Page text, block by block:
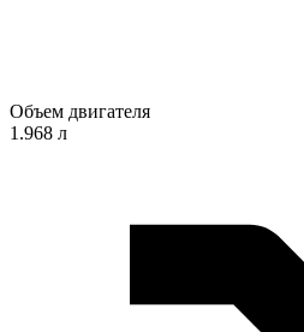
Объем двигателя
1.968 л